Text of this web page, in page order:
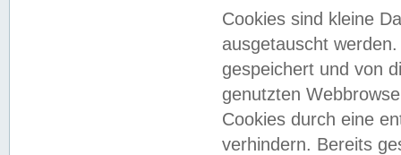
Cookies sind kleine
ausgetauscht
gespeichert und von
genutzten
Cookies durch eine
verhindern. Bereits